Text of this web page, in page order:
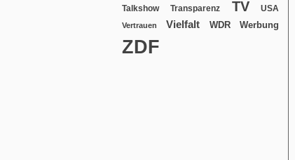
Talkshow Transparenz TV USA
Vertrauen Vielfalt WDR Werbung
ZDF